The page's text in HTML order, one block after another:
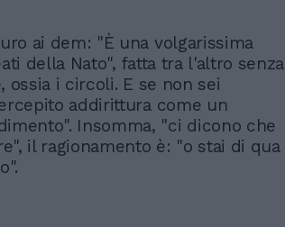
ai dem: "È una volgarissima
della Nato", fatta tra l'altro senza
ossia i circoli. E se non sei
addirittura come un
Insomma, "ci dicono che
il ragionamento è: "o stai di qua